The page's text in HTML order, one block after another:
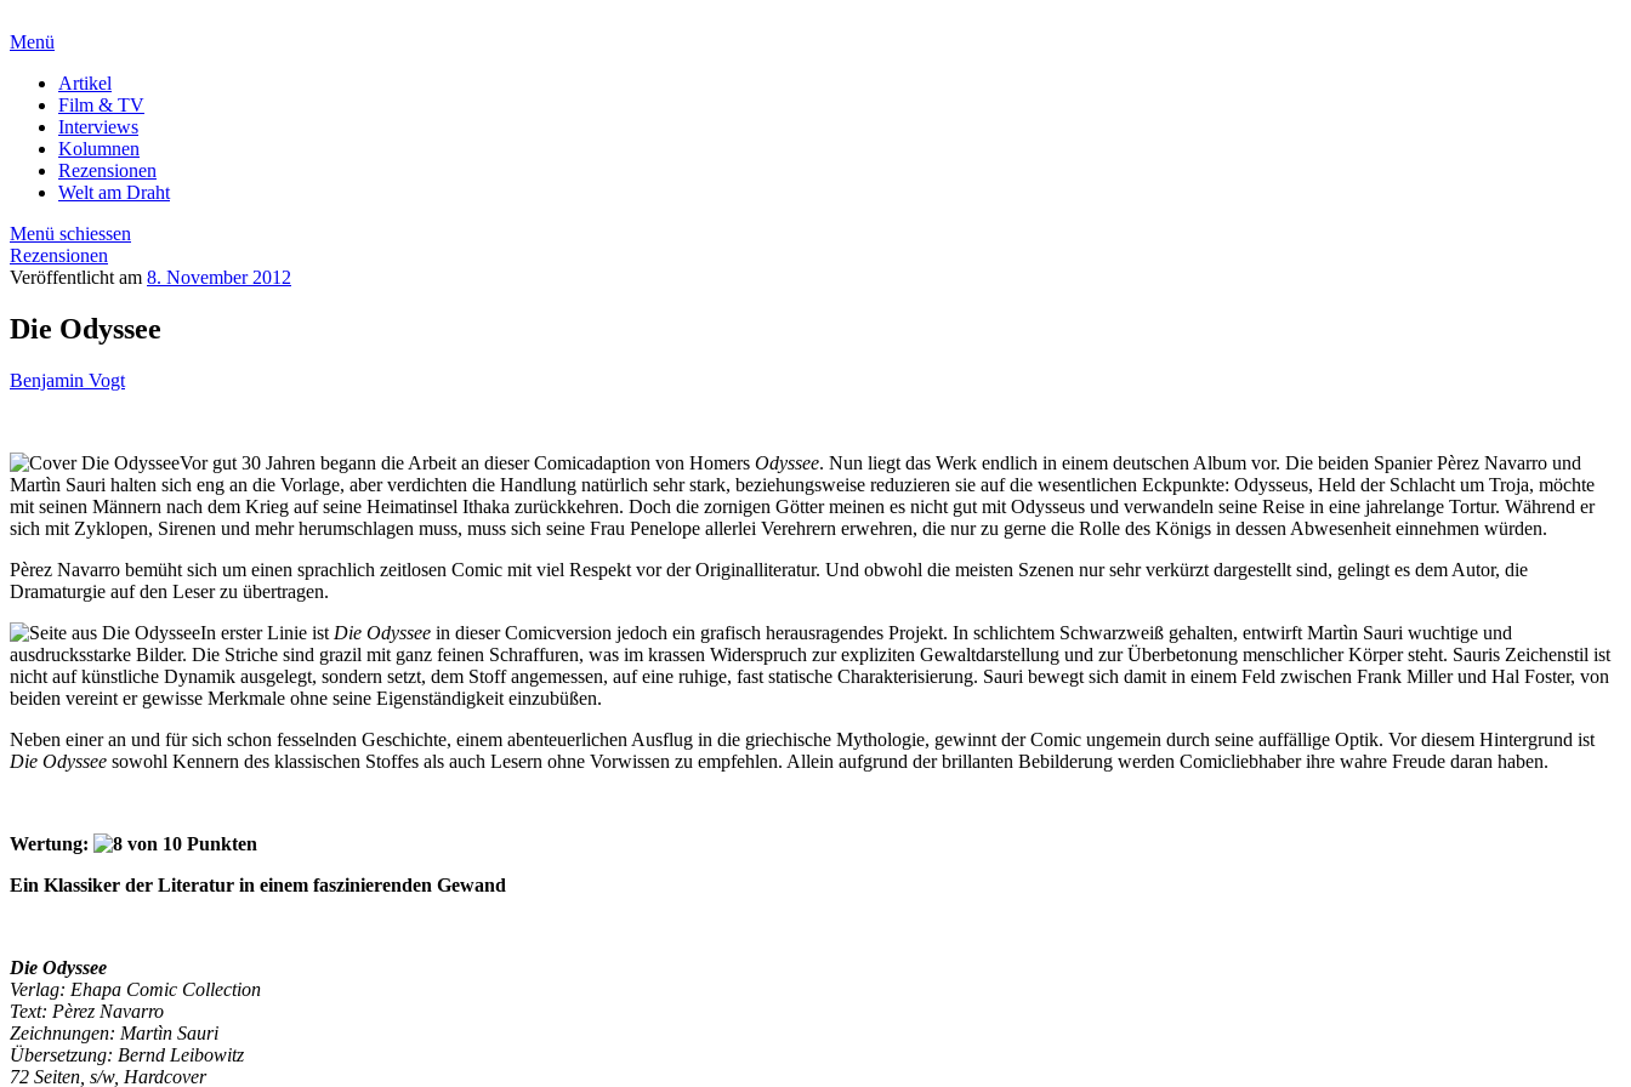
Menü
Artikel
Film & TV
Interviews
Kolumnen
Rezensionen
Welt am Draht
Menü schiessen
Rezensionen
Veröffentlicht am 8. November 2012
Die Odyssee
Benjamin Vogt
Vor gut 30 Jahren begann die Arbeit an dieser Comicadaption von Homers Odyssee. Nun liegt das Werk endlich in einem deutschen Album vor. Die beiden Spanier Pèrez Navarro und
Martìn Sauri halten sich eng an die Vorlage, aber verdichten die Handlung natürlich sehr stark, beziehungsweise reduzieren sie auf die wesentlichen Eckpunkte: Odysseus, Held der Schlacht um Troja, möchte
mit seinen Männern nach dem Krieg auf seine Heimatinsel Ithaka zurückkehren. Doch die zornigen Götter meinen es nicht gut mit Odysseus und verwandeln seine Reise in eine jahrelange Tortur. Während er
sich mit Zyklopen, Sirenen und mehr herumschlagen muss, muss sich seine Frau Penelope allerlei Verehrern erwehren, die nur zu gerne die Rolle des Königs in dessen Abwesenheit einnehmen würden.
Pèrez Navarro bemüht sich um einen sprachlich zeitlosen Comic mit viel Respekt vor der Originalliteratur. Und obwohl die meisten Szenen nur sehr verkürzt dargestellt sind, gelingt es dem Autor, die
Dramaturgie auf den Leser zu übertragen.
In erster Linie ist Die Odyssee in dieser Comicversion jedoch ein grafisch herausragendes Projekt. In schlichtem Schwarzweiß gehalten, entwirft Martìn Sauri wuchtige und
ausdrucksstarke Bilder. Die Striche sind grazil mit ganz feinen Schraffuren, was im krassen Widerspruch zur expliziten Gewaltdarstellung und zur Überbetonung menschlicher Körper steht. Sauris Zeichenstil ist
nicht auf künstliche Dynamik ausgelegt, sondern setzt, dem Stoff angemessen, auf eine ruhige, fast statische Charakterisierung. Sauri bewegt sich damit in einem Feld zwischen Frank Miller und Hal Foster, von
beiden vereint er gewisse Merkmale ohne seine Eigenständigkeit einzubüßen.
Neben einer an und für sich schon fesselnden Geschichte, einem abenteuerlichen Ausflug in die griechische Mythologie, gewinnt der Comic ungemein durch seine auffällige Optik. Vor diesem Hintergrund ist
Die Odyssee sowohl Kennern des klassischen Stoffes als auch Lesern ohne Vorwissen zu empfehlen. Allein aufgrund der brillanten Bebilderung werden Comicliebhaber ihre wahre Freude daran haben.
Wertung:
Ein Klassiker der Literatur in einem faszinierenden Gewand
Die Odyssee
Verlag: Ehapa Comic Collection
Text: Pèrez Navarro
Zeichnungen: Martìn Sauri
Übersetzung: Bernd Leibowitz
72 Seiten, s/w, Hardcover